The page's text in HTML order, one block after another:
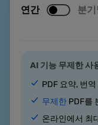
연간 분기
AI 기능 무제한 사
PDF 요약, 번
무제한 PDF를
온라인에서 최